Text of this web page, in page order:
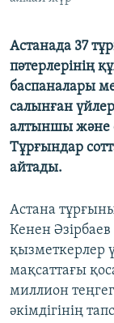
Астанада 37
пәтерлерінің
баспаналары
салынған
алтыншы және
Тұрғындар
айтады.
Астана
Кенен
қызметкерлер
мақсаттағы
миллион
әкімдігінің